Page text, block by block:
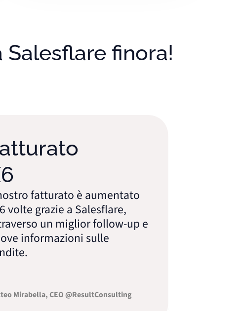
Salesflare finora!
fatturato è aumentato
grazie a Salesflare,
un miglior follow-up e
informazioni sulle
CEO @ResultConsulting